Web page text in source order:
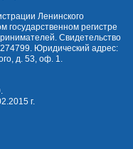
Ленинского
государственном регистре
Свидетельство
Юридический адрес:
д. 53, оф. 1.
г.